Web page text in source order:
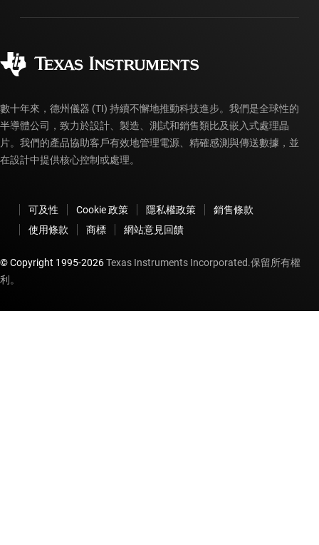
myTI 帳戶常見問題解答
訂購 FAQ
數十年來，德州儀器 (TI) 持續不懈地推動科技進步。我們是全球性的
半導體公司，致力於設計、製造、測試和銷售類比及嵌入式處理晶
片。我們的產品協助客戶有效地管理電源、精確感測與傳送數據，並
在設計中提供核心控制或處理。
可及性 Cookie 政策 隱私權政策
銷售條款
使用條款
商標 網站意見回饋
© Copyright 1995-2026Texas Instruments Incorporated.保留所有權
利。